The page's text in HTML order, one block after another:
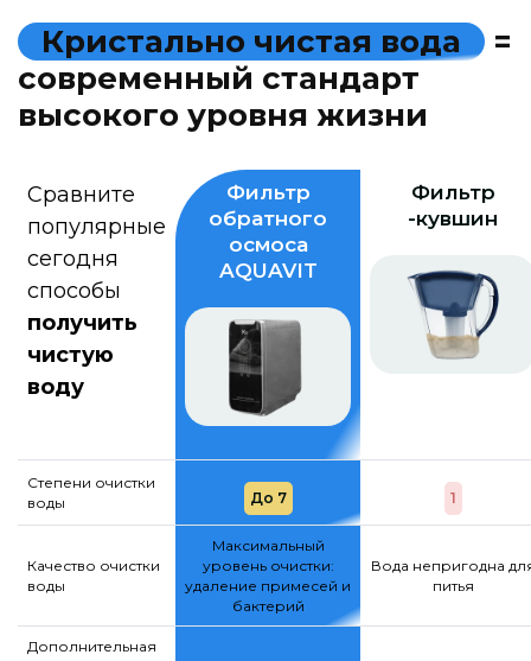
Кристально чистая вода
=
современный стандарт
высокого уровня жизни
Сравните
популярные
сегодня
способы
получить
чистую
воду
Фильтр
обратного
осмоса
AQUAVIT
Фильтр
-кувшин
Степени очистки
воды
До 7 1
Качество очистки
воды
Максимальный
уровень очистки:
удаление примесей и
бактерий
Вода непригодна
питья
Дополнительная